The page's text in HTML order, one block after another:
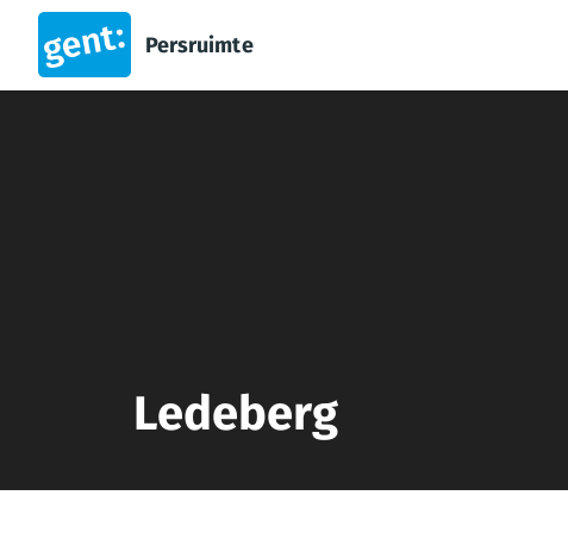
Persruimte
Ledeberg